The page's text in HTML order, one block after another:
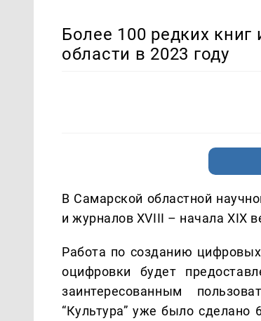
Более 100 редких
области в 2023 году
В Самарской областной
и журналов XVIII – начала ХIX
Работа по созданию
оцифровки будет
заинтересованным
“Культура” уже было